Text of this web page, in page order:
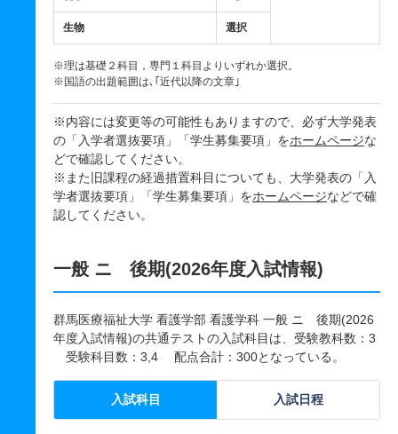
生物 選択
※理は基礎２科目，専門１科目よりいずれか選択。
※国語の出題範囲は､｢近代以降の文章｣
※内容には変更等の可能性もありますので、必ず大学発表
の「入学者選抜要項」「学生募集要項」をホームページな
どで確認してください。
※また旧課程の経過措置科目についても、大学発表の「入
学者選抜要項」「学生募集要項」をホームページなどで確
認してください。
一般 ニ 後期(2026年度入試情報)
群馬医療福祉大学 看護学部 看護学科 一般 ニ 後期(2026
年度入試情報)の共通テストの入試科目は、受験教科数：3
受験科目数：3,4 配点合計：300となっている。
入試科目 入試日程